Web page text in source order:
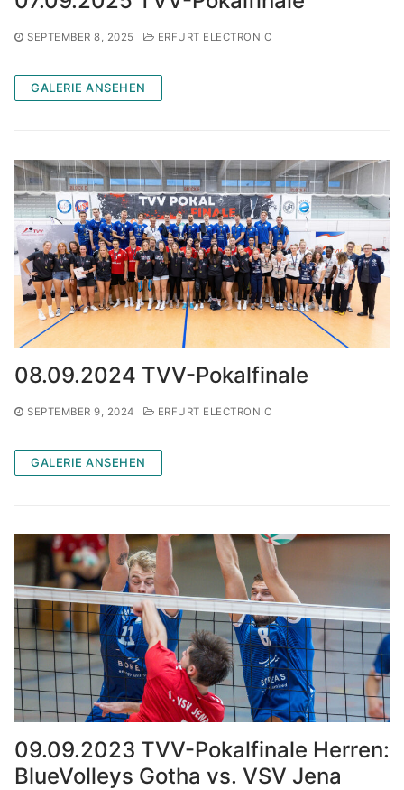
SEPTEMBER 8, 2025 ERFURT ELECTRONIC
GALERIE ANSEHEN
08.09.2024 TVV-Pokalfinale
SEPTEMBER 9, 2024 ERFURT ELECTRONIC
GALERIE ANSEHEN
09.09.2023 TVV-Pokalfinale Herren:
BlueVolleys Gotha vs. VSV Jena